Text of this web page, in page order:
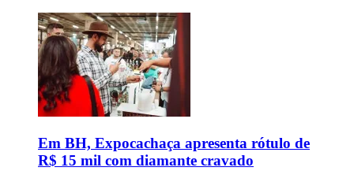
Em BH, Expocachaça apresenta rótulo de
R$ 15 mil com diamante cravado